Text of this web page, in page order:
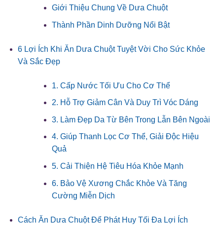
Giới Thiệu Chung Về Dưa Chuột
Thành Phần Dinh Dưỡng Nổi Bật
6 Lợi Ích Khi Ăn Dưa Chuột Tuyệt Vời Cho Sức Khỏe
Và Sắc Đẹp
1. Cấp Nước Tối Ưu Cho Cơ Thể
2. Hỗ Trợ Giảm Cân Và Duy Trì Vóc Dáng
3. Làm Đẹp Da Từ Bên Trong Lẫn Bên Ngoài
4. Giúp Thanh Lọc Cơ Thể, Giải Độc Hiệu
Quả
5. Cải Thiện Hệ Tiêu Hóa Khỏe Mạnh
6. Bảo Vệ Xương Chắc Khỏe Và Tăng
Cường Miễn Dịch
Cách Ăn Dưa Chuột Để Phát Huy Tối Đa Lợi Ích